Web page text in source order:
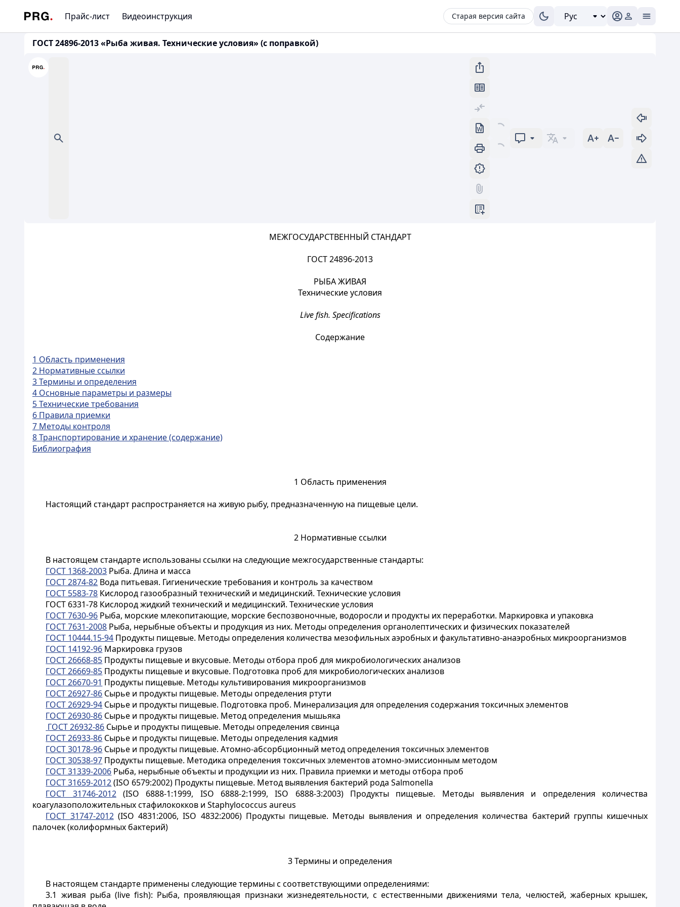
Прайс-лист Видеоинструкция Старая версия сайта
ГОСТ 24896-2013 «Рыба живая. Технические условия» (с поправкой)
МЕЖГОСУДАРСТВЕННЫЙ СТАНДАРТ
ГОСТ 24896-2013
РЫБА ЖИВАЯ
Технические условия
Live fish. Specifications
Содержание
1 Область применения
2 Нормативные ссылки
3 Термины и определения
4 Основные параметры и размеры
5 Технические требования
6 Правила приемки
7 Методы контроля
8 Транспортирование и хранение (содержание)
Библиография
1 Область применения
Настоящий стандарт распространяется наживую рыбу, предназначенную на пищевые цели.
2 Нормативные ссылки
В настоящем стандарте использованы ссылки на следующие межгосударственные стандарты:
ГОСТ 1368-2003 Рыба. Длина и масса
ГОСТ 2874-82 Вода питьевая. Гигиенические требования и контроль за качеством
ГОСТ 5583-78 Кислород газообразный технический и медицинский. Технические условия
ГОСТ 6331-78 Кислород жидкий технический и медицинский. Технические условия
ГОСТ 7630-96 Рыба, морские млекопитающие, морские беспозвоночные, водоросли и продукты их переработки. Маркировка и упаковка
ГОСТ 7631-2008 Рыба, нерыбные объекты и продукция из них. Методы определения органолептических и физических показателей
ГОСТ 10444.15-94 Продукты пищевые. Методы определения количества мезофильных аэробных и факультативно-анаэробных микроорганизмов
ГОСТ 14192-96 Маркировка грузов
ГОСТ 26668-85 Продукты пищевые и вкусовые. Методы отбора проб для микробиологических анализов
ГОСТ 26669-85 Продукты пищевые и вкусовые. Подготовка проб для микробиологических анализов
ГОСТ 26670-91 Продукты пищевые. Методы культивирования микроорганизмов
ГОСТ 26927-86 Сырье и продукты пищевые. Методы определения ртути
ГОСТ 26929-94 Сырье и продукты пищевые. Подготовка проб. Минерализация для определения содержания токсичных элементов
ГОСТ 26930-86 Сырье и продукты пищевые. Метод определения мышьяка
ГОСТ 26932-86 Сырье и продукты пищевые. Методы определения свинца
ГОСТ 26933-86 Сырье и продукты пищевые. Методы определения кадмия
ГОСТ 30178-96 Сырье и продукты пищевые. Атомно-абсорбционный метод определения токсичных элементов
ГОСТ 30538-97 Продукты пищевые. Методика определения токсичных элементов атомно-эмиссионным методом
ГОСТ 31339-2006 Рыба, нерыбные объекты и продукции из них. Правила приемки и методы отбора проб
ГОСТ 31659-2012(ISO 6579:2002) Продукты пищевые. Метод выявления бактерий рода Salmonella
ГОСТ 31746-2012(ISO 6888-1:1999, ISO 6888-2:1999, ISO 6888-3:2003) Продукты пищевые. Методы выявления и определения количества
коагулазоположительных стафилококков и Staphylococcus aureus
ГОСТ 31747-2012(ISO 4831:2006, ISO 4832:2006) Продукты пищевые. Методы выявления и определения количества бактерий группы кишечных
палочек (колиформных бактерий)
3 Термины и определения
В настоящем стандарте применены следующие термины с соответствующими определениями:
3.1 живая рыба (live fish): Рыба, проявляющая признаки жизнедеятельности, с естественными движениями тела, челюстей, жаберных крышек,